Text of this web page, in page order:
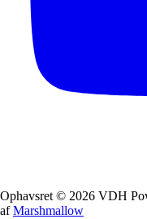
Ophavsret © 2026 VDH
afMarshmallow